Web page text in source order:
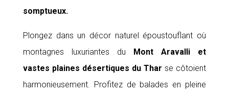
somptueux.
Plongez dans un décor naturel époustouflant où
montagnes luxuriantes du Mont Aravalli et
vastes plaines désertiques du Thar se côtoient
harmonieusement. Profitez de balades en pleine